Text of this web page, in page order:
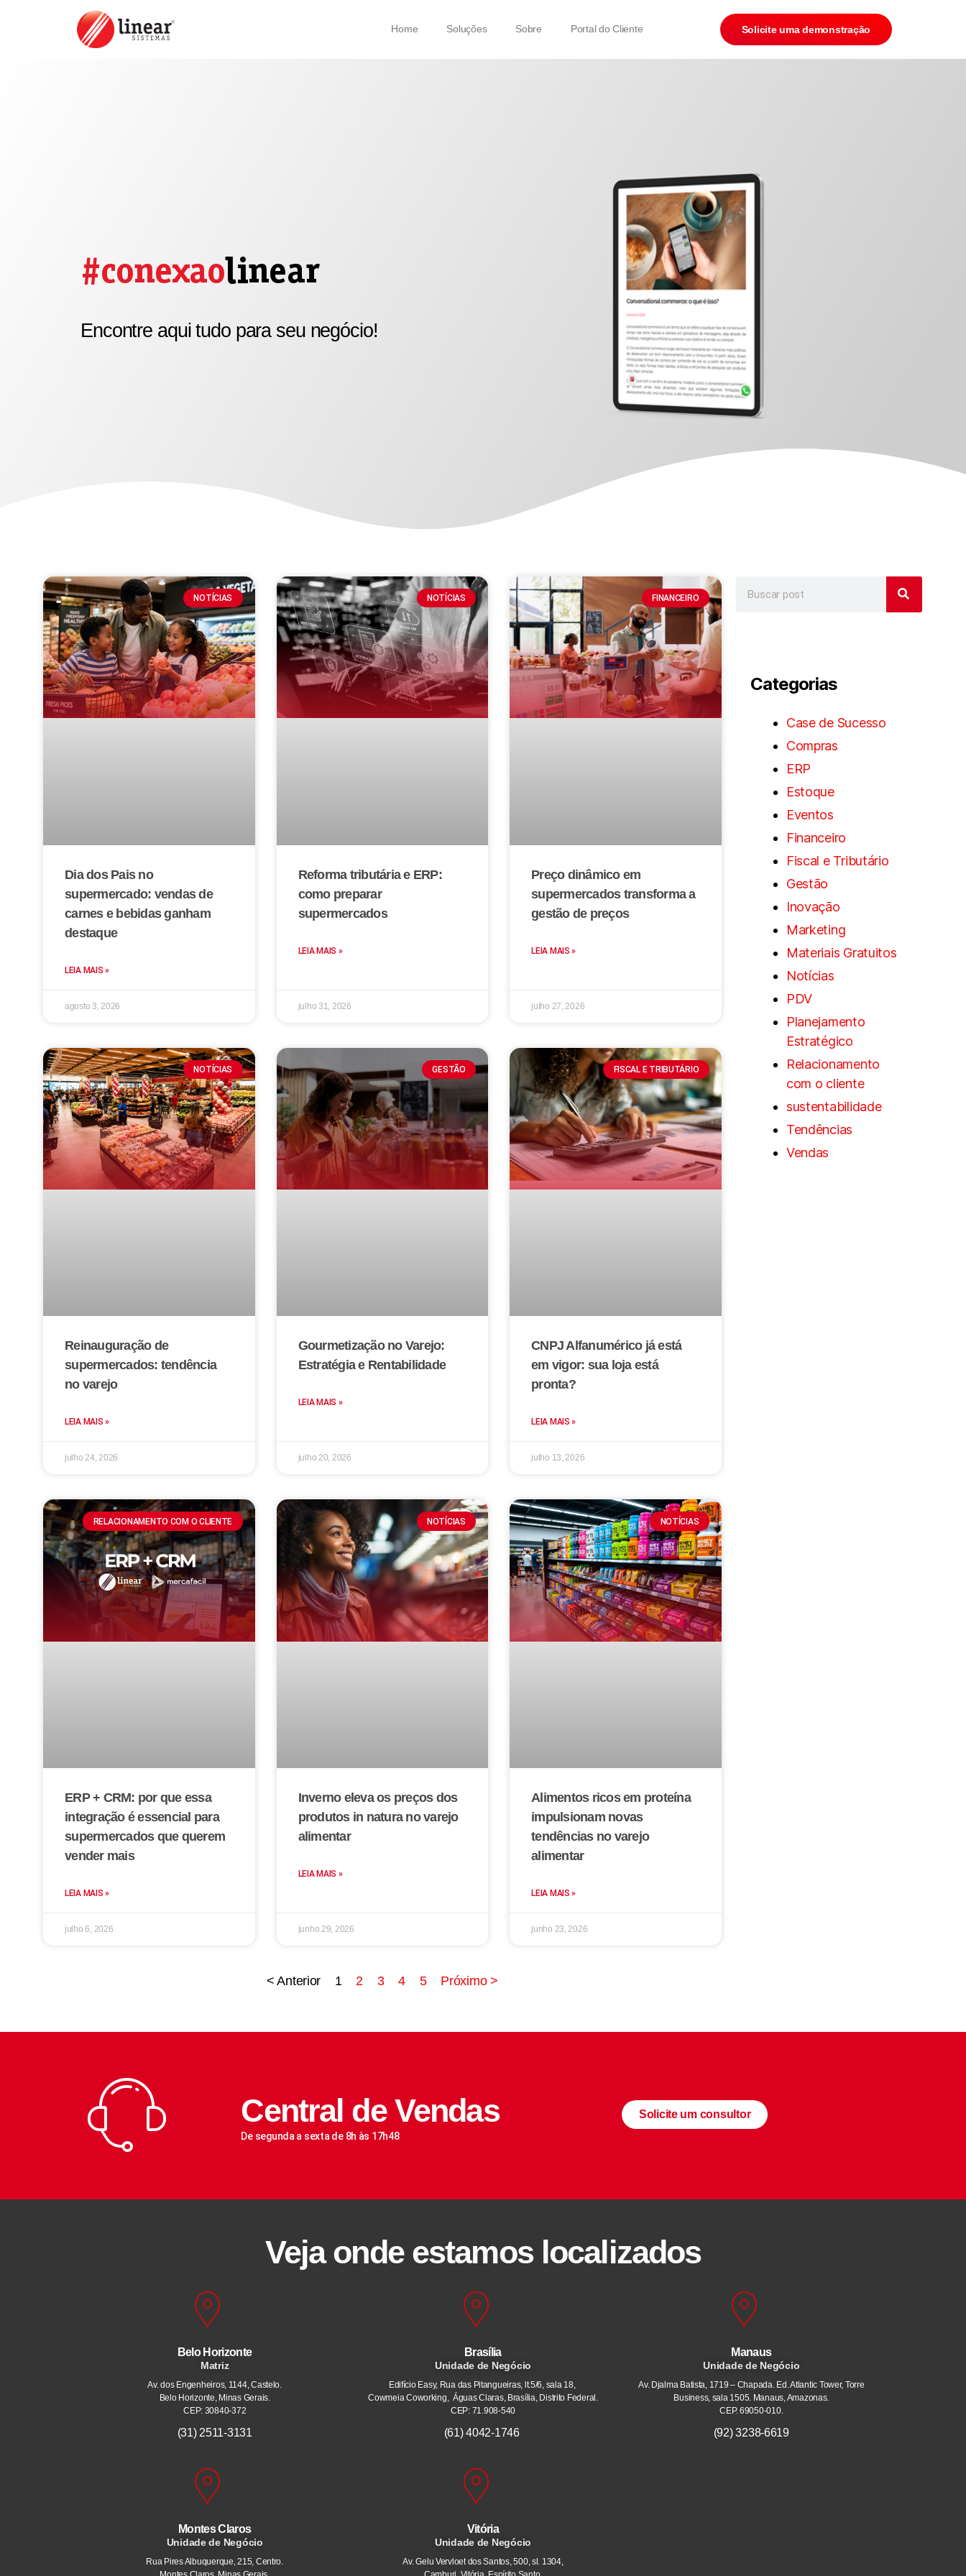
Home Soluções Sobre Portal do Cliente Solicite uma demonstração
#conexaolinear
Encontre aqui tudo para seu negócio!
NOTÍCIAS
Dia dos Pais no
supermercado: vendas de
carnes e bebidas ganham
destaque
LEIA MAIS »
agosto 3, 2026
NOTÍCIAS
Reforma tributária e ERP:
como preparar
supermercados
LEIA MAIS »
julho 31, 2026
FINANCEIRO
Preço dinâmico em
supermercados transforma a
gestão de preços
LEIA MAIS »
julho 27, 2026
NOTÍCIAS
Reinauguração de
supermercados: tendência
no varejo
LEIA MAIS »
julho 24, 2026
GESTÃO
Gourmetização no Varejo:
Estratégia e Rentabilidade
LEIA MAIS »
julho 20, 2026
FISCAL E TRIBUTÁRIO
CNPJ Alfanumérico já está
em vigor: sua loja está
pronta?
LEIA MAIS »
julho 13, 2026
RELACIONAMENTO COM O CLIENTE
ERP + CRM: por que essa
integração é essencial para
supermercados que querem
vender mais
LEIA MAIS »
julho 6, 2026
NOTÍCIAS
Inverno eleva os preços dos
produtos in natura no varejo
alimentar
LEIA MAIS »
junho 29, 2026
NOTÍCIAS
Alimentos ricos em proteína
impulsionam novas
tendências no varejo
alimentar
LEIA MAIS »
junho 23, 2026
< Anterior 1 2 3 4 5 Próximo >
Categorias
Case de Sucesso
Compras
ERP
Estoque
Eventos
Financeiro
Fiscal e Tributário
Gestão
Inovação
Marketing
Materiais Gratuitos
Notícias
PDV
Planejamento
Estratégico
Relacionamento
com o cliente
sustentabilidade
Tendências
Vendas
Central de Vendas
De segunda a sexta de 8h às 17h48
Solicite um consultor
Veja onde estamos localizados
Belo Horizonte
Matriz
Av. dos Engenheiros, 1144, Castelo.
Belo Horizonte, Minas Gerais.
CEP: 30840-372
(31) 2511-3131
Montes Claros
Unidade de Negócio
Rua Pires Albuquerque, 215, Centro.
Brasília
Unidade de Negócio
Edifício Easy, Rua das Pitangueiras, lt.5/6, sala 18,
Cowmeia Coworking, Águas Claras, Brasília, Distrito Federal.
CEP: 71.908-540
(61) 4042-1746
Vitória
Unidade de Negócio
Av. Gelu Vervloet dos Santos, 500, sl. 1304,
Manaus
Unidade de Negócio
Av. Djalma Batista, 1719 – Chapada. Ed. Atlantic Tower, Torre
Business, sala 1505. Manaus, Amazonas.
CEP. 69050-010.
(92) 3238-6619